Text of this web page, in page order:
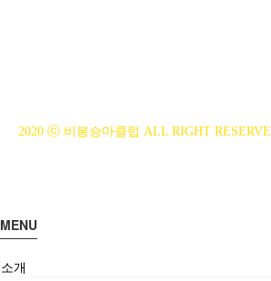
2020 ⓒ 비봉승마클럽 ALL RIGHT
MENU
소개